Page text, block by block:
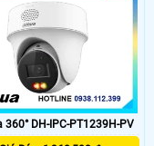
360° DH-IPC-PT1239H-PV